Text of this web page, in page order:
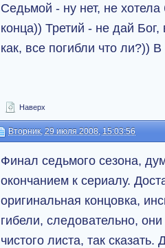
Седьмой - ну нет, не хотела
конца)) Третий - не дай
как, все погибли что ли?))
Наверх
Вторник, 29 июля 2008, 15:03:56
Финал седьмого сезона,
окончанием к сериалу.
оригинальная концовка,
гибели, следовательно,
чистого листа, так